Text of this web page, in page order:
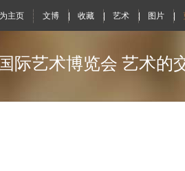
主页 文博 | 收藏 | 艺术 | 图片 |
际艺术博览会 艺术的